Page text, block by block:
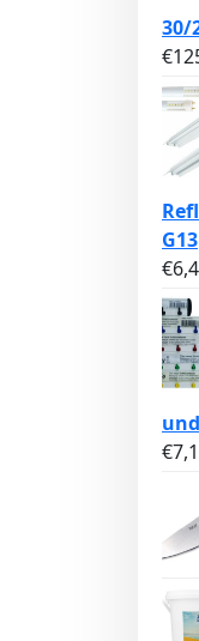
30/
€
G13
€
€